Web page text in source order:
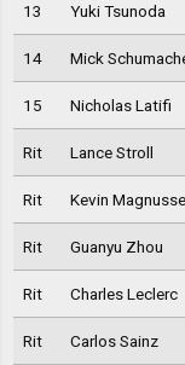
13 Yuki Tsunoda
14 Mick
15 Nicholas Latifi
Rit Lance Stroll
Rit Kevin
Rit Guanyu Zhou
Rit Charles Leclerc
Rit Carlos Sainz